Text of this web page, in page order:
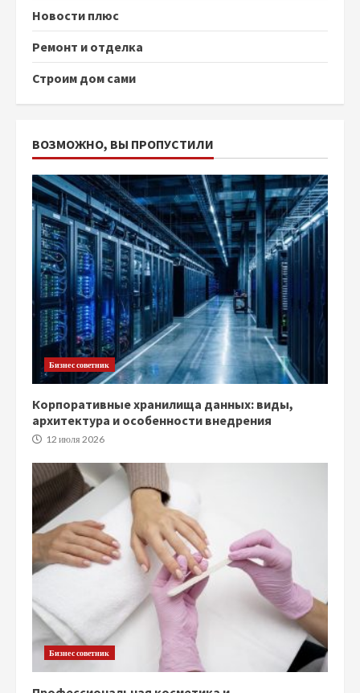
Новости плюс
Ремонт и отделка
Строим дом сами
ВОЗМОЖНО, ВЫ ПРОПУСТИЛИ
Бизнес советник
Корпоративные хранилища данных: виды,
архитектура и особенности внедрения
12 июля 2026
Бизнес советник